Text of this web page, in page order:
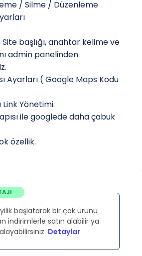
/ Silme / Düzenleme
başlığı, anahtar kelime ve
admin panelinden
Ayarları ( Google Maps Kodu
Yönetimi.
ile googlede daha çabuk
özellik.
başlatarak bir çok ürünü
indirimlerle satın alabilir ya
Detaylar